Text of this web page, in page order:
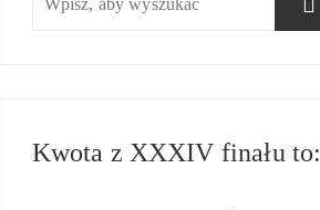
Kwota z XXXIV finału to: